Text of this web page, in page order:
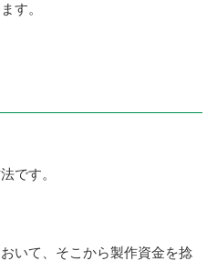
す。
です。
いて、そこから製作資金を捻